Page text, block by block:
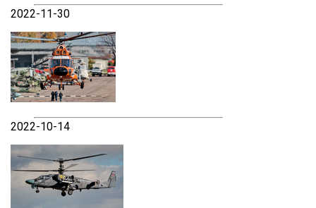
2022-11-30
2022-10-14